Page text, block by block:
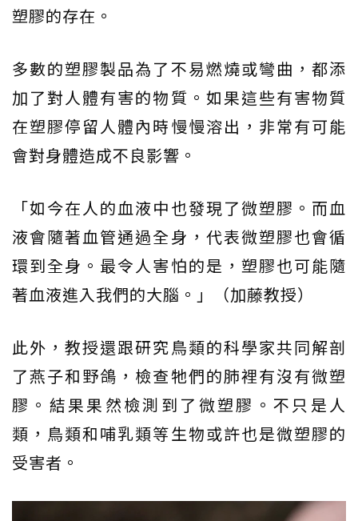
塑膠的存在。
多數的塑膠製品為了不易燃燒或彎曲，都添
加了對人體有害的物質。如果這些有害物質
在塑膠停留人體內時慢慢溶出，非常有可能
會對身體造成不良影響。
「如今在人的血液中也發現了微塑膠。而血
液會隨著血管通過全身，代表微塑膠也會循
環到全身。最令人害怕的是，塑膠也可能隨
著血液進入我們的大腦。」（加藤教授）
此外，教授還跟研究鳥類的科學家共同解剖
了燕子和野鴿，檢查牠們的肺裡有沒有微塑
膠。結果果然檢測到了微塑膠。不只是人
類，鳥類和哺乳類等生物或許也是微塑膠的
受害者。